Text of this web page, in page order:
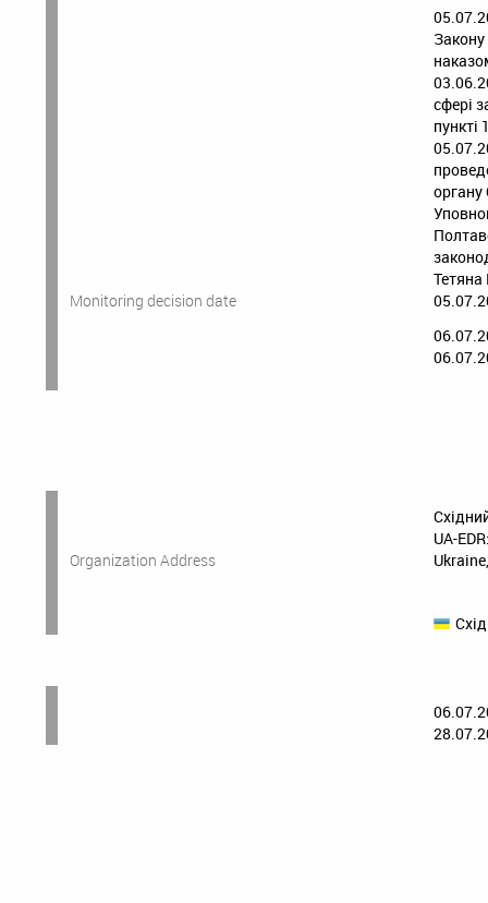
сфері
органу
Monitoring decision date
UA-EDR
Organization Address